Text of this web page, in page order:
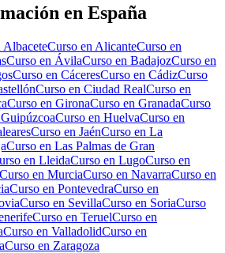
en España
AlbaceteCurso en AlicanteCurso en
Curso en ÁvilaCurso en BadajozCurso en
Curso en CáceresCurso en CádizCurso
Curso en Ciudad RealCurso en
Curso en GironaCurso en GranadaCurso
GuipúzcoaCurso en HuelvaCurso en
Curso en JaénCurso en La
Curso en Las Palmas de Gran
en LleidaCurso en LugoCurso en
Curso en MurciaCurso en NavarraCurso en
Curso en PontevedraCurso en
Curso en SevillaCurso en SoriaCurso
Curso en TeruelCurso en
Curso en ValladolidCurso en
Curso en Zaragoza